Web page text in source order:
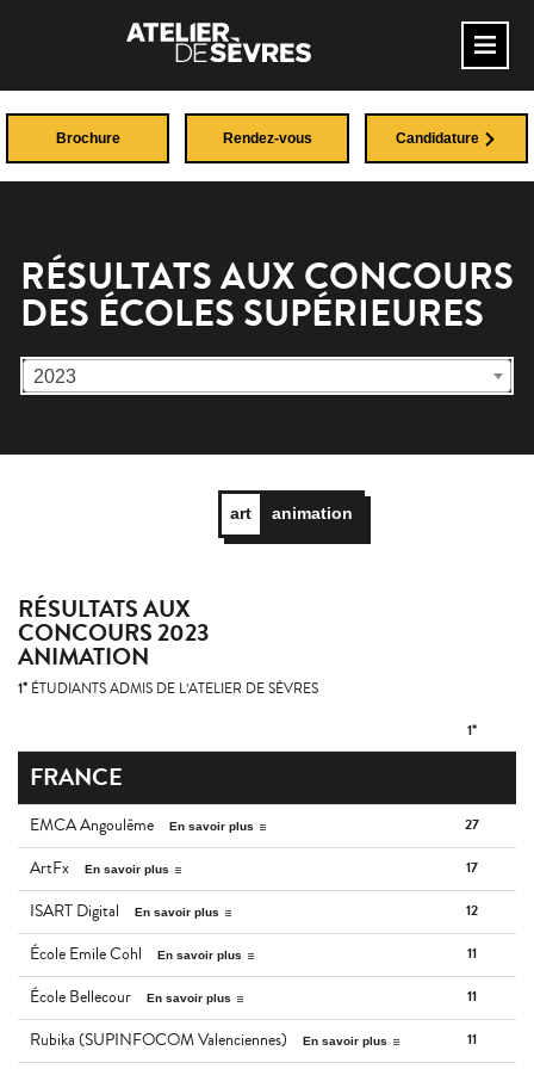
Brochure Rendez-vous Candidature
RÉSULTATS AUX CONCOURS
DES ÉCOLES SUPÉRIEURES
2023
art animation
RÉSULTATS AUX
CONCOURS 2023
ANIMATION
1* ÉTUDIANTS ADMIS DE L’ATELIER DE SÈVRES
1*
FRANCE
EMCA Angoulême En savoir plus 27
ArtFx En savoir plus 17
ISART Digital En savoir plus 12
École Emile Cohl En savoir plus 11
École Bellecour En savoir plus 11
Rubika (SUPINFOCOM Valenciennes) En savoir plus 11